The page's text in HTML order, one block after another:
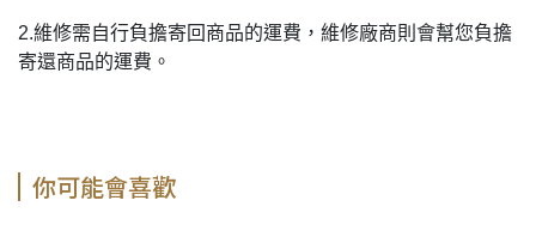
2.維修需自行負擔寄回商品的運費，維修廠商則會幫您負擔
寄還商品的運費。
你可能會喜歡